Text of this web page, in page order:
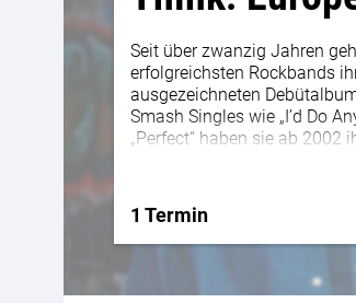
Seit über zwanzig Jahren
erfolgreichsten Rockbands
ausgezeichneten
Smash Singles wie „I’d Do
„Perfect“ haben sie ab 2002
aufgebaut. Songs wie
Paul, „Untitled (How Could
New Scooby-Doo?“ haben
Weltweit konnten Simple
spielten auf den
When We Were Young
Montréal Symphony
1 Termin